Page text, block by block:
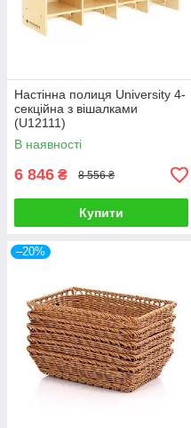
Настінна полиця University 4-
секційна з вішалками
(U12111)
В наявності
6 846 ₴ 8 556 ₴
Купити
–20%